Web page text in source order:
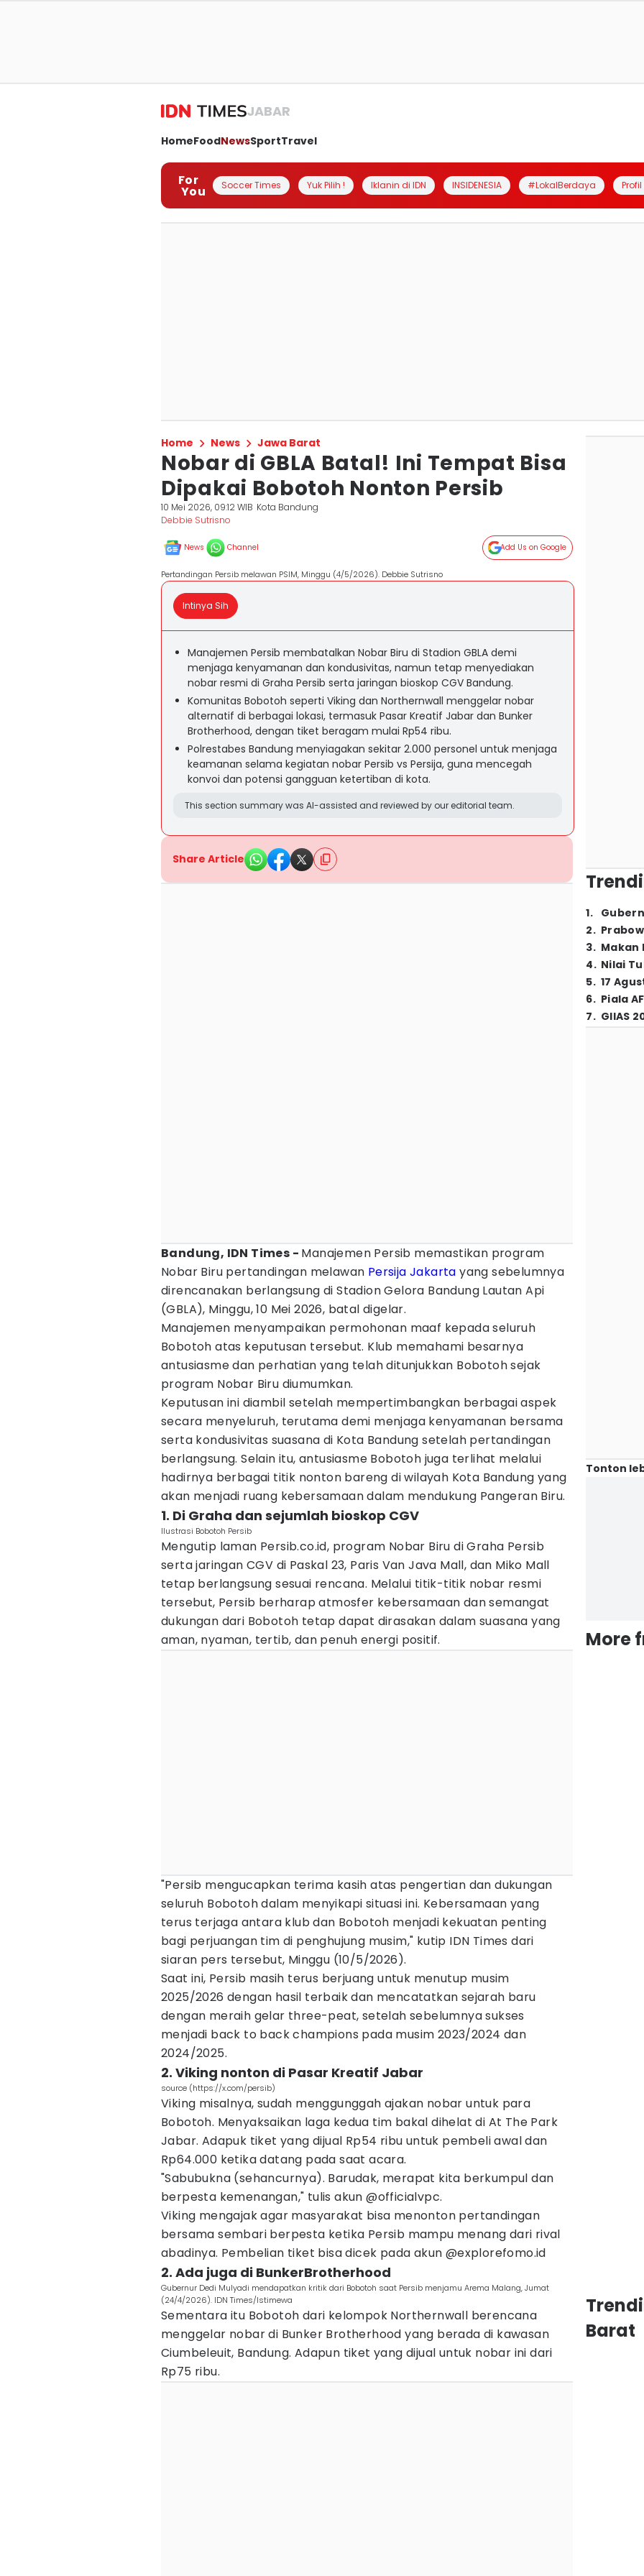
JABAR
HomeFoodNewsSportTravel
For
You Soccer Times Yuk Pilih ! Iklanin di IDN INSIDENESIA #LokalBerdaya
Home News Jawa Barat
Nobar di GBLA Batal! Ini Tempat Bisa
Dipakai Bobotoh Nonton Persib
10 Mei 2026, 09:12 WIB Kota Bandung
Debbie Sutrisno
News Channel Add Us on Google
Pertandingan Persib melawan PSIM, Minggu (4/5/2026). Debbie Sutrisno
Intinya Sih
Manajemen Persib membatalkan Nobar Biru di Stadion GBLA demi
menjaga kenyamanan dan kondusivitas, namun tetap menyediakan
nobar resmi di Graha Persib serta jaringan bioskop CGV Bandung.
Komunitas Bobotoh seperti Viking dan Northernwall menggelar nobar
alternatif di berbagai lokasi, termasuk Pasar Kreatif Jabar dan Bunker
Brotherhood, dengan tiket beragam mulai Rp54 ribu.
Polrestabes Bandung menyiagakan sekitar 2.000 personel untuk menjaga
keamanan selama kegiatan nobar Persib vs Persija, guna mencegah
konvoi dan potensi gangguan ketertiban di kota.
This section summary was AI-assisted and reviewed by our editorial team.
Share Article
Bandung, IDN Times - Manajemen Persib memastikan program
Nobar Biru pertandingan melawan Persija Jakarta yang sebelumnya
direncanakan berlangsung di Stadion Gelora Bandung Lautan Api
(GBLA), Minggu, 10 Mei 2026, batal digelar.
Manajemen menyampaikan permohonan maaf kepada seluruh
Bobotoh atas keputusan tersebut. Klub memahami besarnya
antusiasme dan perhatian yang telah ditunjukkan Bobotoh sejak
program Nobar Biru diumumkan.
Keputusan ini diambil setelah mempertimbangkan berbagai aspek
secara menyeluruh, terutama demi menjaga kenyamanan bersama
serta kondusivitas suasana di Kota Bandung setelah pertandingan
berlangsung. Selain itu, antusiasme Bobotoh juga terlihat melalui
hadirnya berbagai titik nonton bareng di wilayah Kota Bandung yang
akan menjadi ruang kebersamaan dalam mendukung Pangeran Biru.
1. Di Graha dan sejumlah bioskop CGV
Ilustrasi Bobotoh Persib
Mengutip laman Persib.co.id, program Nobar Biru di Graha Persib
serta jaringan CGV di Paskal 23, Paris Van Java Mall, dan Miko Mall
tetap berlangsung sesuai rencana. Melalui titik-titik nobar resmi
tersebut, Persib berharap atmosfer kebersamaan dan semangat
dukungan dari Bobotoh tetap dapat dirasakan dalam suasana yang
aman, nyaman, tertib, dan penuh energi positif.
"Persib mengucapkan terima kasih atas pengertian dan dukungan
seluruh Bobotoh dalam menyikapi situasi ini. Kebersamaan yang
terus terjaga antara klub dan Bobotoh menjadi kekuatan penting
bagi perjuangan tim di penghujung musim," kutip IDN Times dari
siaran pers tersebut, Minggu (10/5/2026).
Saat ini, Persib masih terus berjuang untuk menutup musim
2025/2026 dengan hasil terbaik dan mencatatkan sejarah baru
dengan meraih gelar three-peat, setelah sebelumnya sukses
menjadi back to back champions pada musim 2023/2024 dan
2024/2025.
2. Viking nonton di Pasar Kreatif Jabar
source (https://x.com/persib)
Viking misalnya, sudah menggunggah ajakan nobar untuk para
Bobotoh. Menyaksaikan laga kedua tim bakal dihelat di At The Park
Jabar. Adapuk tiket yang dijual Rp54 ribu untuk pembeli awal dan
Rp64.000 ketika datang pada saat acara.
"Sabubukna (sehancurnya). Barudak, merapat kita berkumpul dan
berpesta kemenangan," tulis akun @officialvpc.
Viking mengajak agar masyarakat bisa menonton pertandingan
bersama sembari berpesta ketika Persib mampu menang dari rival
abadinya. Pembelian tiket bisa dicek pada akun @explorefomo.id
2. Ada juga di BunkerBrotherhood
Gubernur Dedi Mulyadi mendapatkan kritik dari Bobotoh saat Persib menjamu Arema Malang, Jumat
(24/4/2026). IDN Times/Istimewa
Sementara itu Bobotoh dari kelompok Northernwall berencana
menggelar nobar di Bunker Brotherhood yang berada di kawasan
Ciumbeleuit, Bandung. Adapun tiket yang dijual untuk nobar ini dari
Rp75 ribu.
1.
2.
3. Makan
4. Nilai
5. 17
6. Piala
7. GIIAS
Tonton
More
Barat